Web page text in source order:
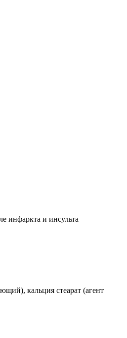
инфаркта и инсульта
кальция стеарат (агент